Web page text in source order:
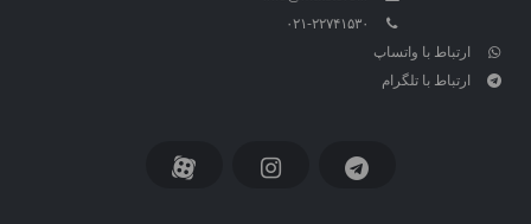
۰۲۱-۲۲۷۴۱۵۳۰
ارتباط با واتساپ
ارتباط با تلگرام